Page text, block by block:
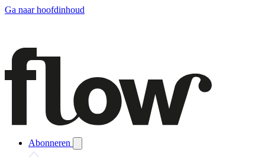
Ga naar hoofdinhoud
Abonneren